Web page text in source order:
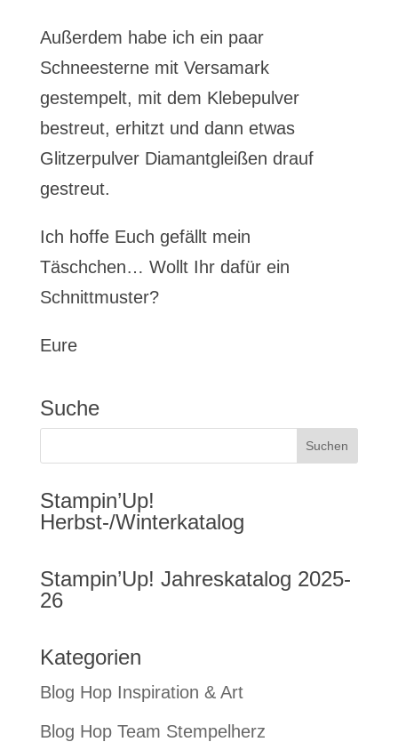
Außerdem habe ich ein paar
Schneesterne mit Versamark
gestempelt, mit dem Klebepulver
bestreut, erhitzt und dann etwas
Glitzerpulver Diamantgleißen drauf
gestreut.
Ich hoffe Euch gefällt mein
Täschchen… Wollt Ihr dafür ein
Schnittmuster?
Eure
Suche
Stampin’Up!
Herbst-/Winterkatalog
Stampin’Up! Jahreskatalog 2025-
26
Kategorien
Blog Hop Inspiration & Art
Blog Hop Team Stempelherz